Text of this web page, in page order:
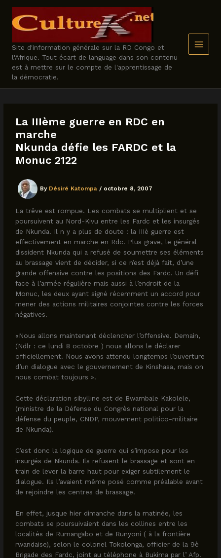
content
Site d'information générale sur la RD Congo et
l'Afrique. Tout écart de language dans son contenu
est à mettre sur le compte de l'apprentissage de
la démocratie.
La IIIème guerre en RDC en
marche
Nkunda défie les FARDC et la
Monuc 2122
By Désiré Katompa / octobre 8, 2007
La trêve est rompue. Les combats se multiplient et se
poursuivent au Nord-Kivu entre les Fardc et les insurgés
de Nkunda. Il n y a plus de doute : la IIIè guerre est
effectivement en marche en Rdc. Plus grave, le général
dissident Nkunda qui a refusé de soumettre ses éléments
au brassage vient de décider, si ce n’est déjà fait, d’une
grande offensive contre les positions des Fardc. Un défi
face à l’armée régulière mais aussi à l’endroit de la
Monuc, les deux ayant signé récemment un accord pour
mener des actions militaires conjointes contre les forces
négatives.
«Nous allons maintenant déclencher l’offensive. Demain,
(Ndlr : ce lundi 8 octobre ) nous allons le déclarer
officiellement. Nous avons attendu longtemps l’ouverture
d’un dialogue avec le gouvernement de Kinshasa, mais on
nous combat toujours ».
Cette déclaration sibylline est de Bwambale Kakolele,
(ministre de la Défense du Congrès national pour la
défense du peuple, CNDP, mouvement politico-militaire
de Nkunda).
C’est donc la logique de guerre qui s’impose pour les
insurgés de Nkunda. Ils refusent le brassage et sont en
train de lever la barre haut pour exiger subtilement le
dialogue. Ils l’avaient même posé comme préalable avant
de rejoindre les centres de brassage.
En effet, jusque hier dimanche dans la matinée, les
combats se poursuivaient dans les collines entre les
localités de Rumangabo et de Runyoni ( à la frontière
rwandaise), selon le colonel Tokolonga, officier de la 9è
Brigade des Fardc, joint au téléphone à Bukima par l’ Afp.